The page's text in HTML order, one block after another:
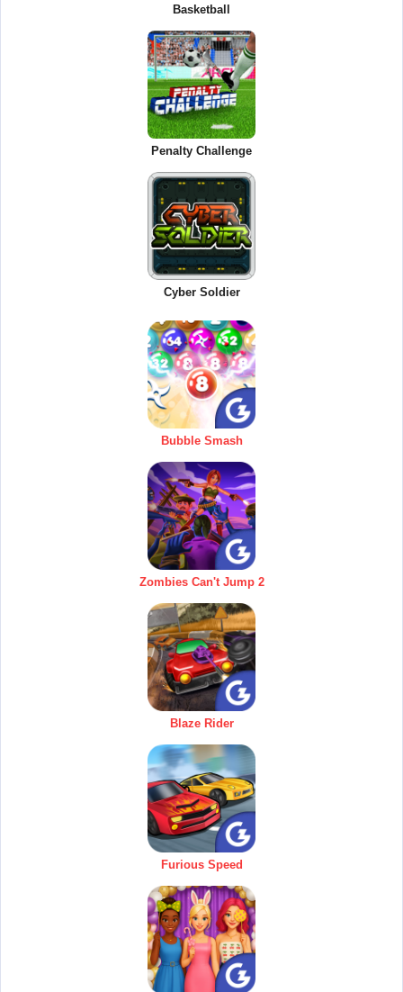
Basketball
Penalty Challenge
Cyber Soldier
Bubble Smash
Zombies Can't Jump 2
Blaze Rider
Furious Speed